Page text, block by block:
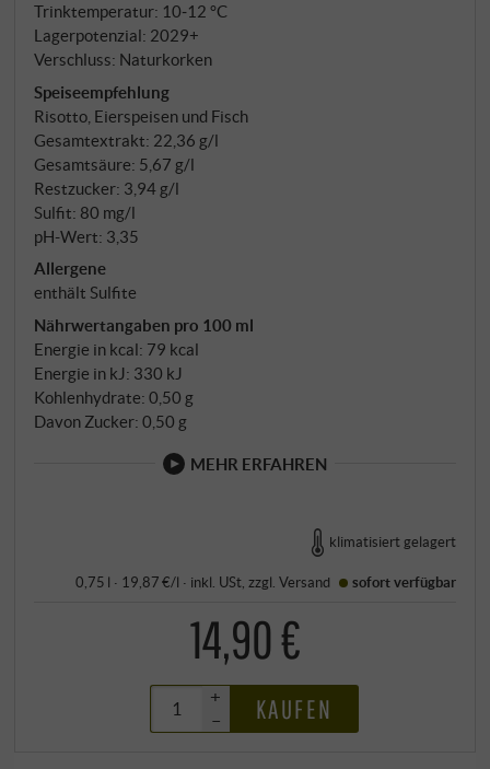
Trinktemperatur: 10‑12 °C
Lagerpotenzial: 2029+
Verschluss: Naturkorken
Speiseempfehlung
Risotto, Eierspeisen und Fisch
Gesamtextrakt: 22,36 g/l
Gesamtsäure: 5,67 g/l
Restzucker: 3,94 g/l
Sulfit: 80 mg/l
pH-Wert: 3,35
Allergene
enthält Sulfite
Nährwertangaben pro 100 ml
Energie in kcal: 79 kcal
Energie in kJ: 330 kJ
Kohlenhydrate: 0,50 g
Davon Zucker: 0,50 g
MEHR ERFAHREN
klimatisiert gelagert
0,75 l · 19,87 €/l · inkl. USt , zzgl.Versand sofort verfügbar
14,90 €
+
–
KAUFEN